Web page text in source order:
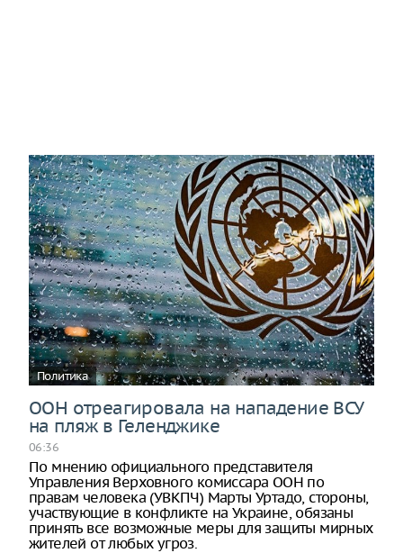
Политика
ООН отреагировала на нападение ВСУ
на пляж в Геленджике
06:36
По мнению официального представителя
Управления Верховного комиссара ООН по
правам человека (УВКПЧ) Марты Уртадо, стороны,
участвующие в конфликте на Украине, обязаны
принять все возможные меры для защиты мирных
жителей от любых угроз.